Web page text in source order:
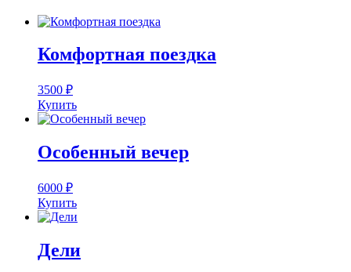
Комфортная поездка
3500 ₽
Купить
Особенный вечер
6000 ₽
Купить
Дели